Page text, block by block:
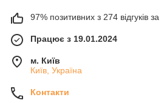
97% позитивних з 274 відгуків за
Працює з 19.01.2024
м. Київ
Київ, Україна
Контакти